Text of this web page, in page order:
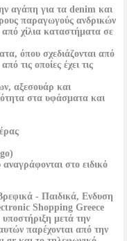
αγάπη για τα denim και
παραγωγούς ανδρικών
χίλια καταστήματα σε
όπου σχεδιάζονται από
τις οποίες έχει τις
αξεσουάρ και
στα υφάσματα και
στο ειδικό
- Παιδικά, Ενδυση
Shopping Greece
μετά την
παρέχονται από την